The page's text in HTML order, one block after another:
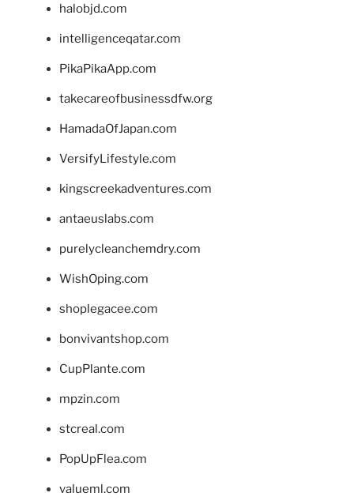
halobjd.com
intelligenceqatar.com
PikaPikaApp.com
takecareofbusinessdfw.org
HamadaOfJapan.com
VersifyLifestyle.com
kingscreekadventures.com
antaeuslabs.com
purelycleanchemdry.com
WishOping.com
shoplegacee.com
bonvivantshop.com
CupPlante.com
mpzin.com
stcreal.com
PopUpFlea.com
valueml.com